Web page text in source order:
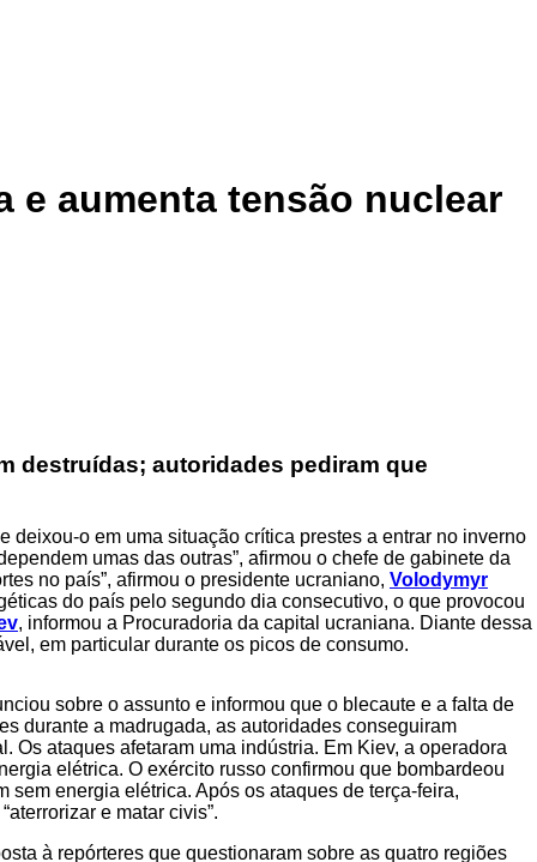
e aumenta tensão nuclear
destruídas; autoridades pediram que
o em uma situação crítica prestes a entrar no inverno
umas das outras”, afirmou o chefe de gabinete da
no país”, afirmou o presidente ucraniano, Volodymyr
do país pelo segundo dia consecutivo, o que provocou
, informou a Procuradoria da capital ucraniana. Diante dessa
em particular durante os picos de consumo.
sobre o assunto e informou que o blecaute e a falta de
durante a madrugada, as autoridades conseguiram
ataques afetaram uma indústria. Em Kiev, a operadora
elétrica. O exército russo confirmou que bombardeou
energia elétrica. Após os ataques de terça-feira,
e matar civis”.
à repórteres que questionaram sobre as quatro regiões